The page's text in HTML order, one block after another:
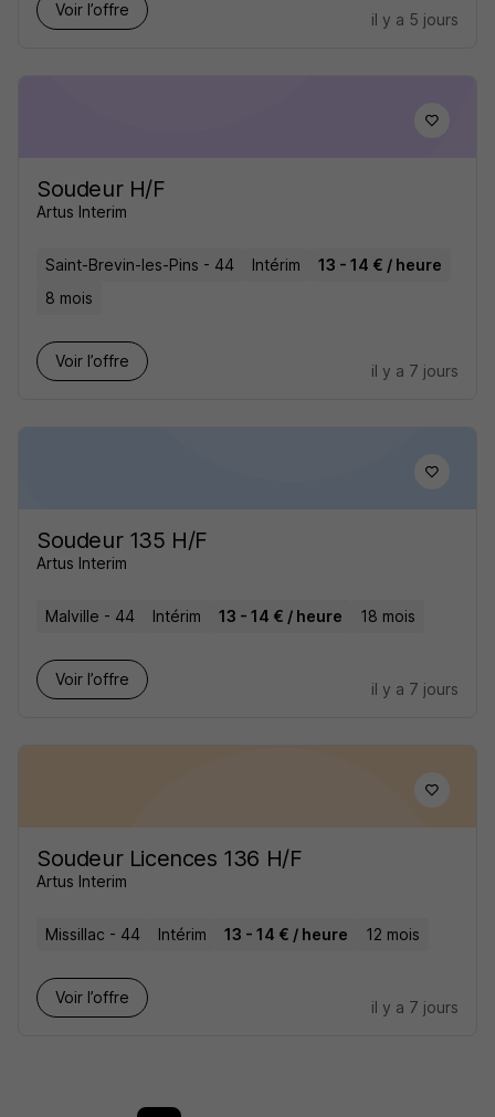
Voir l’offre
il y a 5 jours
Soudeur H/F
Artus Interim
Saint-Brevin-les-Pins - 44 Intérim
13 - 14 € / heure
8 mois
Voir l’offre
il y a 7 jours
Soudeur 135 H/F
Artus Interim
Malville - 44 Intérim 13 - 14 € / heure 18 mois
Voir l’offre
il y a 7 jours
Soudeur Licences 136 H/F
Artus Interim
Missillac - 44 Intérim 13 - 14 € / heure 12 mois
Voir l’offre
il y a 7 jours